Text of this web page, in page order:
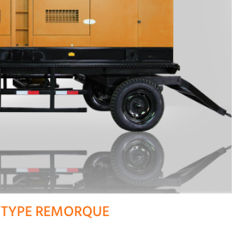
TYPE REMORQUE